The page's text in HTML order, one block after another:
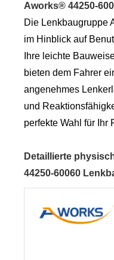
Aworks® 44250-
Die Lenkbaugruppe
im Hinblick auf
Ihre leichte
bieten dem Fahrer
angenehmes
und
perfekte Wahl für Ihr
Detaillierte
44250-60060